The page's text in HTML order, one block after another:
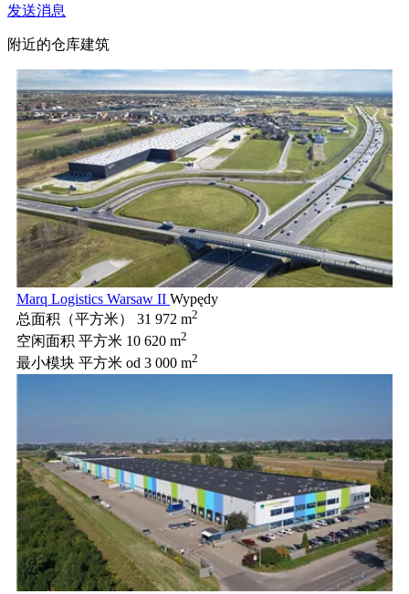
发送消息
附近的仓库建筑
Marq Logistics Warsaw II Wypędy
总面积（平方米）
31 972 m2
空闲面积 平方米 10 620 m2
最小模块 平方米 od 3 000 m2